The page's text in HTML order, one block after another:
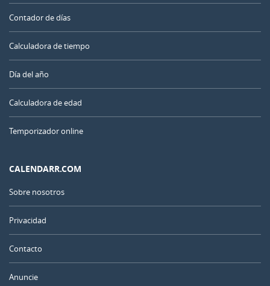
Contador de días
Calculadora de tiempo
Día del año
Calculadora de edad
Temporizador online
CALENDARR.COM
Sobre nosotros
Privacidad
Contacto
Anuncie